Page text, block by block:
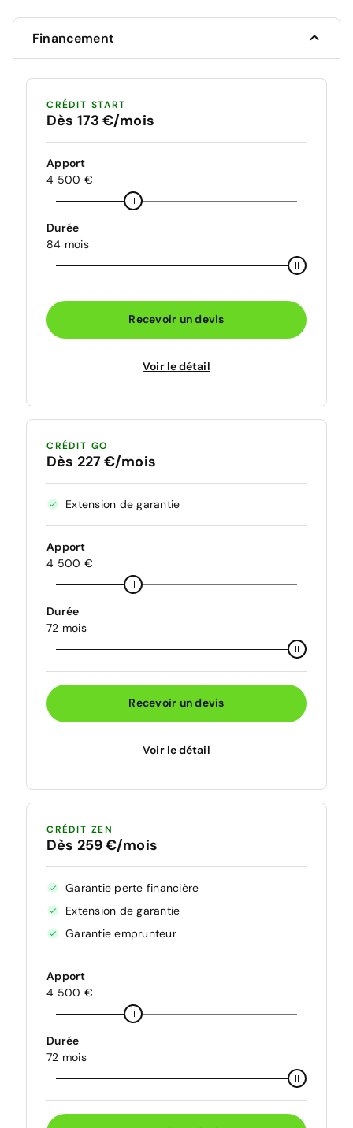
Financement
CRÉDIT START
Dès 173 €/mois
Apport
4 500 €
Durée
84 mois
Recevoir un devis
Voir le détail
CRÉDIT GO
Dès 227 €/mois
Extension de garantie
Apport
4 500 €
Durée
72 mois
Recevoir un devis
Voir le détail
CRÉDIT ZEN
Dès 259 €/mois
Garantie perte financière
Extension de garantie
Garantie emprunteur
Apport
4 500 €
Durée
72 mois